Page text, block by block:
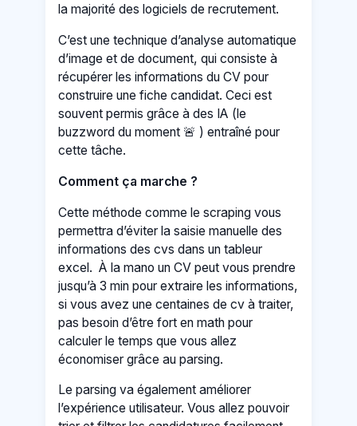
la majorité des logiciels de recrutement.
C’est une technique d’analyse automatique
d’image et de document, qui consiste à
récupérer les informations du CV pour
construire une fiche candidat. Ceci est
souvent permis grâce à des IA (le
buzzword du moment 🚨 ) entraîné pour
cette tâche.
Comment ça marche ?
Cette méthode comme le scraping vous
permettra d’éviter la saisie manuelle des
informations des cvs dans un tableur
excel. À la mano un CV peut vous prendre
jusqu’à 3 min pour extraire les informations,
si vous avez une centaines de cv à traiter,
pas besoin d’être fort en math pour
calculer le temps que vous allez
économiser grâce au parsing.
Le parsing va également améliorer
l’expérience utilisateur. Vous allez pouvoir